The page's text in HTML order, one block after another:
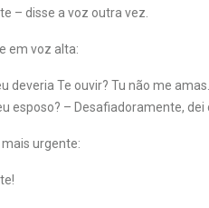
– disse a voz outra vez.
em voz alta:
deveria Te ouvir? Tu não me
esposo? – Desafiadoramente, dei
mais urgente: